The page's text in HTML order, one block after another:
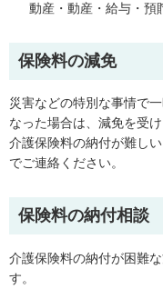
動産・動産・給与・預
保険料の減免
災害などの特別な事情で
なった場合は、減免を受
介護保険料の納付が難し
でご連絡ください。
保険料の納付相談
介護保険料の納付が困難
す。